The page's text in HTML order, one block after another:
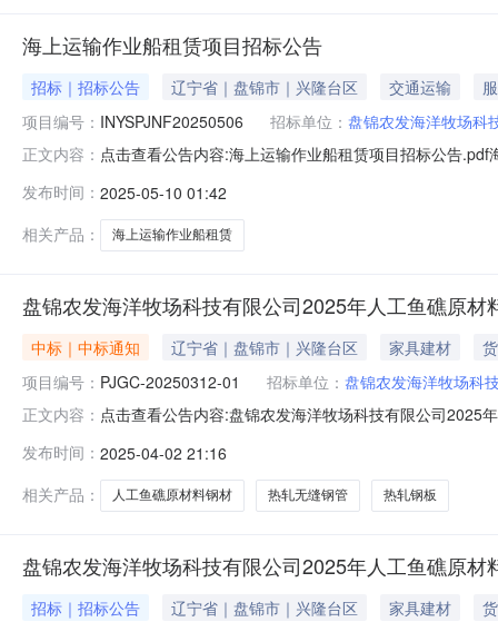
海上运输作业船租赁项目招标公告
招标｜招标公告 辽宁省｜盘锦市｜兴隆台区 交通运输
项目编号： INYSPJNF20250506 招标单位： 盘锦农发海洋牧场科
正文内容： 点击查看公告内容:海上运输作业船租赁项目招标公告
现招标方式为公开招标。二、项目概况和招标范围规模
作业船租赁
发布时间： 2025-05-10 01:42
相关产品：
海上运输作业船租赁
盘锦农发海洋牧场科技有限公司2025年人工鱼礁原
中标｜中标通知 辽宁省｜盘锦市｜兴隆台区 家具建材
项目编号： PJGC-20250312-01 招标单位： 盘锦农发海洋牧场科
正文内容： 点击查看公告内容:盘锦农发海洋牧场科技有限公司2025
有限公司其他类型中标价：投标报价平均百分比为
发布时间： 2025-04-02 21:16
相关产品：
人工鱼礁原材料钢材 热轧无缝钢管 热轧钢板
盘锦农发海洋牧场科技有限公司2025年人工鱼礁原
招标｜招标公告 辽宁省｜盘锦市｜兴隆台区 家具建材